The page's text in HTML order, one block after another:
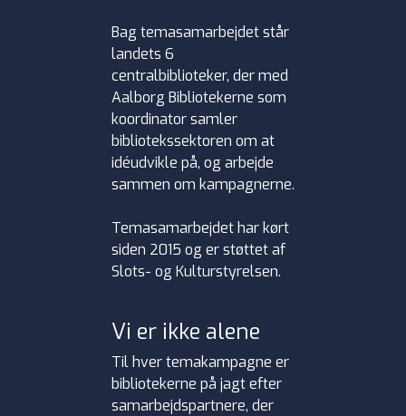
Bag temasamarbejdet står
landets 6
centralbiblioteker, der med
Aalborg Bibliotekerne som
koordinator samler
bibliotekssektoren om at
idéudvikle på, og arbejde
sammen om kampagnerne.
Temasamarbejdet har kørt
siden 2015 og er støttet af
Slots- og Kulturstyrelsen.
Vi er ikke alene
Til hver temakampagne er
bibliotekerne på jagt efter
samarbejdspartnere, der